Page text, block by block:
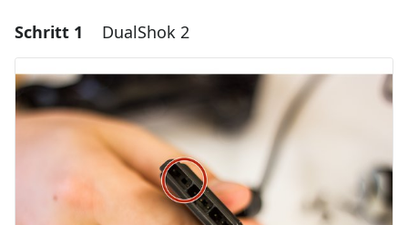
Schritt 1 DualShok 2